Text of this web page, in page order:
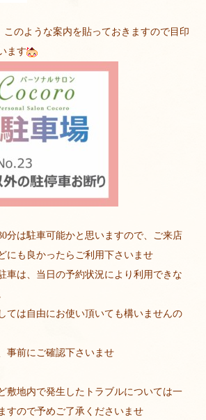
このような案内を貼っておきますので目印
ます
分は駐車可能かと思いますので、ご来店
にも良かったらご利用下さいませ
車は、当日の予約状況により利用できな
ては自由にお使い頂いても構いませんの
事前にご確認下さいませ
敷地内で発生したトラブルについては一
すので予めご了承くださいませ